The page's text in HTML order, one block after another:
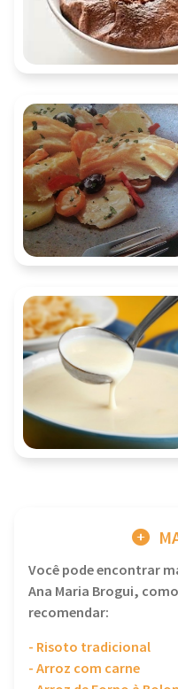
Você pode encontrar
Ana Maria Brogui,
recomendar:
- Risoto tradicional
- Arroz com carne